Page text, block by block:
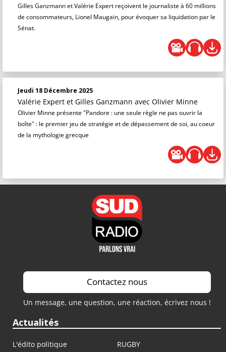
Gilles Ganzmann et Valérie Expert reçoivent le journaliste à 60 millions
de consommateurs, Lionel Maugain, pour évoquer sa liquidation par le
Sénat.
Jeudi 18 Décembre 2025
Valérie Expert et Gilles Ganzmann avec Olivier Minne
Olivier Minne présente "Pandore : une seule règle ne pas ouvrir la
boîte" : le premier jeu de stratégie et de dépassement de soi, au coeur
de la mythologie grecque
Contactez nous
Un message, une question, une réaction, écrivez nous !
Actualités
L'édito politique
RUGBY